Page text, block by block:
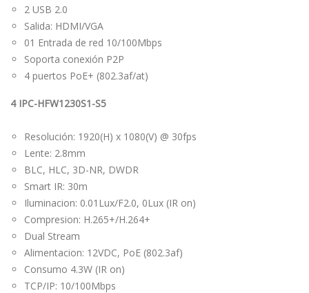
2 USB 2.0
Salida: HDMI/VGA
01 Entrada de red 10/100Mbps
Soporta conexión P2P
4 puertos PoE+ (802.3af/at)
4 IPC-HFW1230S1-S5
Resolución: 1920(H) x 1080(V) @ 30fps
Lente: 2.8mm
BLC, HLC, 3D-NR, DWDR
Smart IR: 30m
Iluminacion: 0.01Lux/F2.0, 0Lux (IR on)
Compresion: H.265+/H.264+
Dual Stream
Alimentacion: 12VDC, PoE (802.3af)
Consumo 4.3W (IR on)
TCP/IP: 10/100Mbps